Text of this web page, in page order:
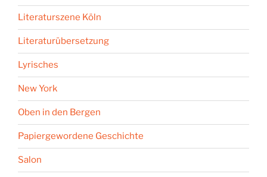
Literaturszene Köln
Literaturübersetzung
Lyrisches
New York
Oben in den Bergen
Papiergewordene Geschichte
Salon